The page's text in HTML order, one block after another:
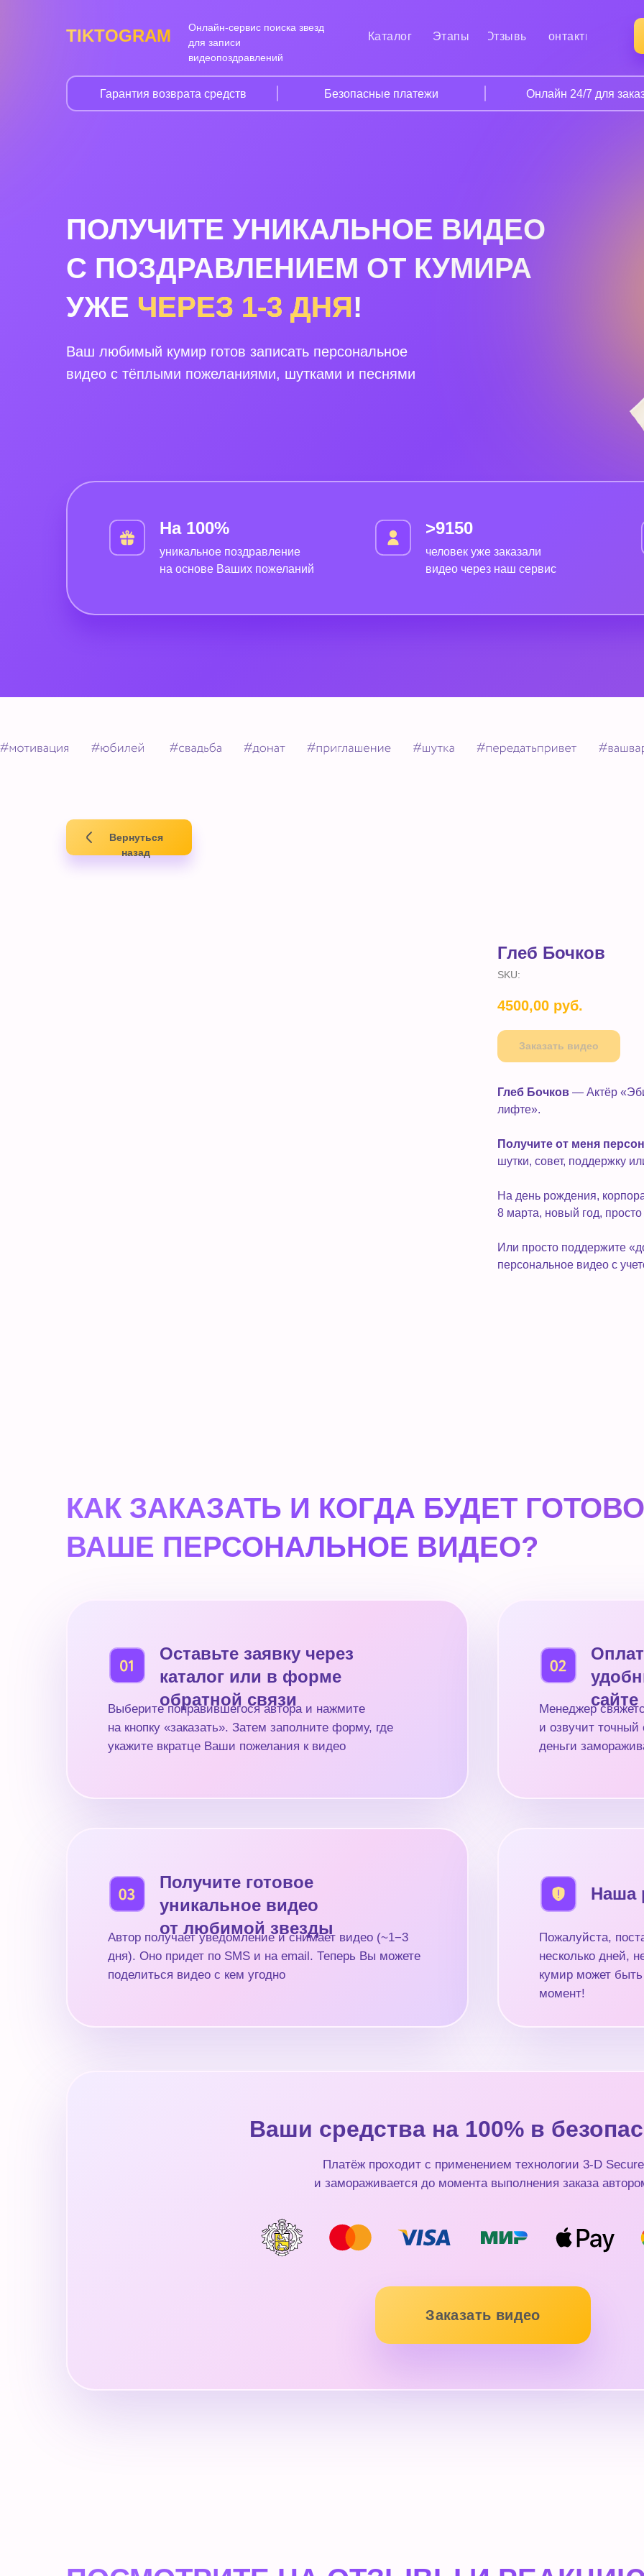
TIKTOGRAM
Ваш любимый кумир готов записать персональное
видео с тёплыми пожеланиями, шутками и песнями
Онлайн-сервис поиска звезд
для записи
видеопоздравлений
ПОЛУЧИТЕ УНИКАЛЬНОЕ ВИДЕО
С ПОЗДРАВЛЕНИЕМ ОТ КУМИРА
УЖЕ ЧЕРЕЗ 1-3 ДНЯ!
Контакты
Каталог Этапы Отзывы
Безопасные платежи Онлайн 24/7 для
Гарантия возврата средств
уникальное поздравление
на основе Ваших пожеланий
На 100%
человек уже заказали
видео через наш сервис
>9150
Вернуться
назад
Глеб Бочков
SKU:
4500,00 руб.
Заказать видео
Глеб Бочков — Актёр
лифте».
Получите от меня
шутки, совет, поддержку
На день рождения,
8 марта, новый год,
Или просто поддержите
персональное видео с
КАК ЗАКАЗАТЬ И КОГДА БУДЕТ ГОТОВО
ВАШЕ ПЕРСОНАЛЬНОЕ ВИДЕО?
Выберите понравившегося автора и нажмите
на кнопку «заказать». Затем заполните форму, где
укажите вкратце Ваши пожелания к видео
Оставьте заявку через
каталог или в форме
обратной связи
Менеджер
и озвучит
деньги
сайте
Автор получает уведомление и снимает видео (~1−3
дня). Оно придет по SMS и на email. Теперь Вы можете
поделиться видео с кем угодно
Получите готовое
уникальное видео
от любимой звезды
Пожалуйста,
несколько дней,
кумир может
момент!
Наша
Платёж проходит с применением технологии 3-D Secure
и замораживается до момента выполнения заказа
Ваши средства на 100% в
Заказать видео